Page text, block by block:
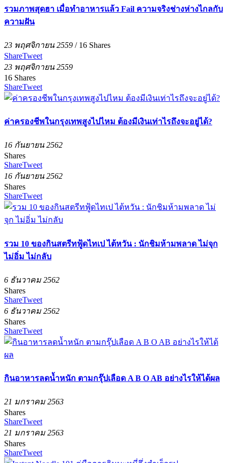
รวมภาพสุดฮา เมื่อทำอาหารแล้ว Fail ความจริงช่างห่างไกลกับ
ความฝัน
23 พฤศจิกายน 2559 / 16 Shares
ShareTweet
23 พฤศจิกายน 2559
16 Shares
ShareTweet
ค่าครองชีพในกรุงเทพสูงไปไหม ต้องมีเงินเท่าไรถึงจะอยู่ได้?
16 กันยายน 2562
Shares
ShareTweet
16 กันยายน 2562
Shares
ShareTweet
รวม 10 ของกินสตรีทฟู้ดไทเป ไต้หวัน : นักชิมห้ามพลาด ไม่จุก
ไม่อิ่ม ไม่กลับ
6 ธันวาคม 2562
Shares
ShareTweet
6 ธันวาคม 2562
Shares
ShareTweet
กินอาหารลดน้ำหนัก ตามกรุ๊ปเลือด A B O AB อย่างไรให้ได้ผล
21 มกราคม 2563
Shares
ShareTweet
21 มกราคม 2563
Shares
ShareTweet